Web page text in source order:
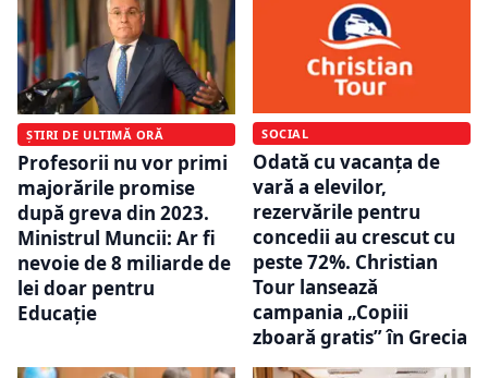
ȘTIRI DE ULTIMĂ ORĂ
Profesorii nu vor primi
majorările promise
după greva din 2023.
Ministrul Muncii: Ar fi
nevoie de 8 miliarde de
lei doar pentru
Educație
SOCIAL
Odată cu vacanța de
vară a elevilor,
rezervările pentru
concedii au crescut cu
peste 72%. Christian
Tour lanseazǎ
campania „Copiii
zboarǎ gratis” în Grecia